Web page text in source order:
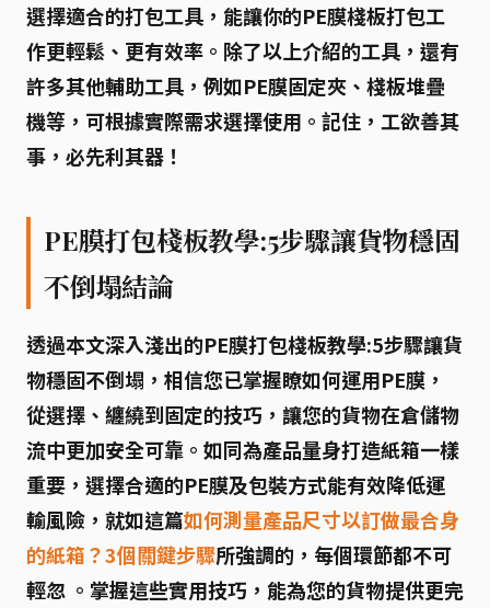
選擇適合的打包工具，能讓你的PE膜棧板打包工
作更輕鬆、更有效率。除了以上介紹的工具，還有
許多其他輔助工具，例如PE膜固定夾 、 棧板堆疊
機等，可根據實際需求選擇使用。記住，工欲善其
事，必先利其器！
PE膜打包棧板教學:5步驟讓貨物穩固
不倒塌結論
透過本文深入淺出的PE膜打包棧板教學:5步驟讓貨
物穩固不倒塌 ，相信您已掌握瞭如何運用PE膜，
從選擇、纏繞到固定的技巧，讓您的貨物在倉儲物
流中更加安全可靠。如同為產品量身打造紙箱一樣
重要，選擇合適的PE膜及包裝方式能有效降低運
輸風險，就如這篇如何測量產品尺寸以訂做最合身
的紙箱？3個關鍵步驟所強調的，每個環節都不可
輕忽 。掌握這些實用技巧，能為您的貨物提供更完